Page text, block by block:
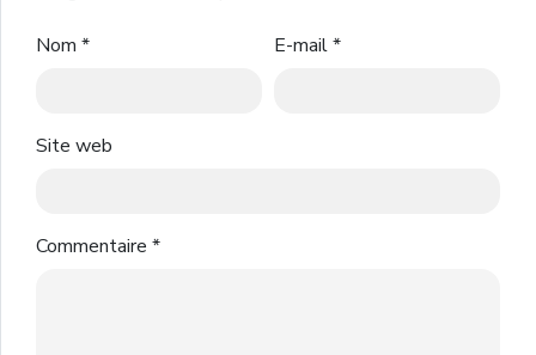
Nom * E-mail*
Site web
Commentaire *